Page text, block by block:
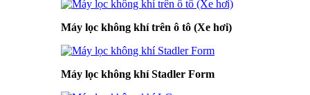
Máy lọc không khí trên ô tô (Xe hơi)
Máy lọc không khí Stadler Form